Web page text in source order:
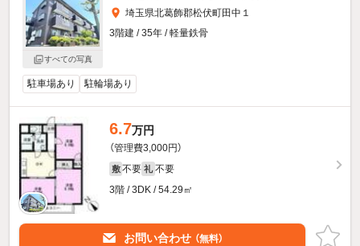
すべての写真
埼玉県北葛飾郡松伏町田中１
3階建 / 35年 / 軽量鉄骨
駐車場あり 駐輪場あり
6.7万円
（管理費3,000円）
敷 不要 礼 不要
3階 / 3DK / 54.29㎡
お問い合わせ （無料）